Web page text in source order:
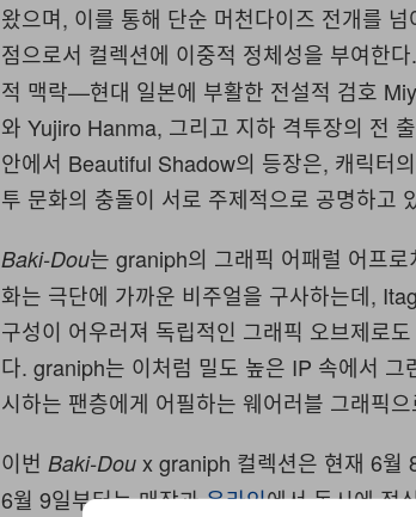
왔으며, 이를 통해 단순 머천다이즈 전개를
점으로서 컬렉션에 이중적 정체성을 부여한
적 맥락—현대 일본에 부활한 전설적 검호
와 Yujiro Hanma, 그리고 지하 격투장의 전
안에서 Beautiful Shadow의 등장은, 캐릭터
투 문화의 충돌이 서로 주제적으로 공명하고
Baki-Dou는 graniph의 그래픽 어패럴 어프
화는 극단에 가까운 비주얼을 구사하는데,
구성이 어우러져 독립적인 그래픽 오브제로
다. graniph는 이처럼 밀도 높은 IP 속에서
시하는 팬층에게 어필하는 웨어러블 그래픽
이번 Baki-Dou x graniph 컬렉션은 현재 6월
6월 9일부터는 매장과온라인에서 동시에 정